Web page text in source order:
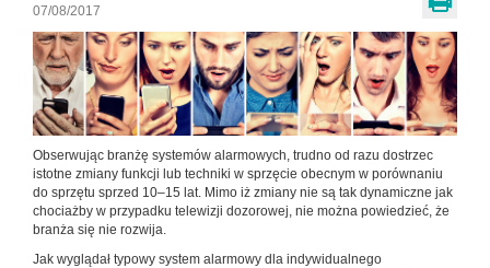
07/08/2017
Obserwując branżę systemów alarmowych, trudno od razu dostrzec
istotne zmiany funkcji lub techniki w sprzęcie obecnym w porównaniu
do sprzętu sprzed 10–15 lat. Mimo iż zmiany nie są tak dynamiczne jak
chociażby w przypadku telewizji dozorowej, nie można powiedzieć, że
branża się nie rozwija.
Jak wyglądał typowy system alarmowy dla indywidualnego